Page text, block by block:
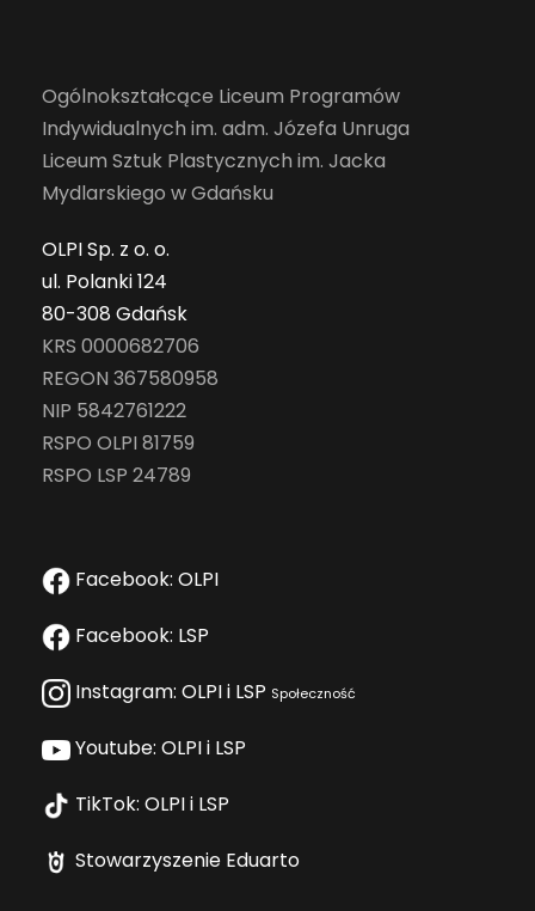
Ogólnokształcące Liceum Programów
Indywidualnych im. adm. Józefa Unruga
Liceum Sztuk Plastycznych im. Jacka
Mydlarskiego w Gdańsku
OLPI Sp. z o. o.
ul. Polanki 124
80-308 Gdańsk
KRS 0000682706
REGON 367580958
NIP 5842761222
RSPO OLPI 81759
RSPO LSP 24789
Facebook: OLPI
Facebook: LSP
Instagram: OLPI i LSP Społeczność
Youtube: OLPI i LSP
TikTok: OLPI i LSP
Stowarzyszenie Eduarto